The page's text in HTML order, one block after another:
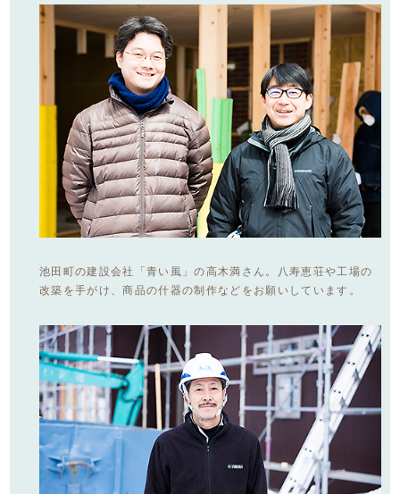
池田町の建設会社「青い風」の高木満さん。八寿恵荘や工場の
改築を手がけ、商品の什器の制作などをお願いしています。